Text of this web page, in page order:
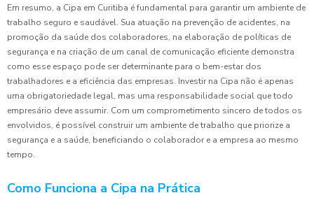
Em resumo, a Cipa em Curitiba é fundamental para garantir um ambiente de
trabalho seguro e saudável. Sua atuação na prevenção de acidentes, na
promoção da saúde dos colaboradores, na elaboração de políticas de
segurança e na criação de um canal de comunicação eficiente demonstra
como esse espaço pode ser determinante para o bem-estar dos
trabalhadores e a eficiência das empresas. Investir na Cipa não é apenas
uma obrigatoriedade legal, mas uma responsabilidade social que todo
empresário deve assumir. Com um comprometimento sincero de todos os
envolvidos, é possível construir um ambiente de trabalho que priorize a
segurança e a saúde, beneficiando o colaborador e a empresa ao mesmo
tempo.
Como Funciona a Cipa na Prática